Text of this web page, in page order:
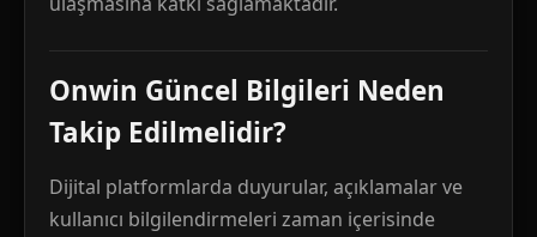
Onwin Güncel Bilgileri Neden
Takip Edilmelidir?
Dijital platformlarda duyurular, açıklamalar ve
kullanıcı bilgilendirmeleri zaman içerisinde